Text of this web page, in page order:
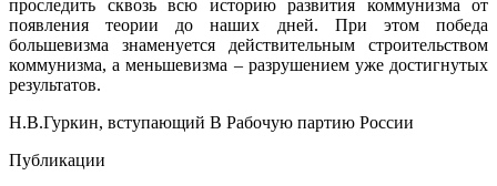
проследить сквозь всю историю развития коммунизма от
появления теории до наших дней. При этом победа
большевизма знаменуется действительным строительством
коммунизма, а меньшевизма – разрушением уже достигнутых
результатов.
Н.В.Гуркин, вступающий В Рабочую партию России
Публикации